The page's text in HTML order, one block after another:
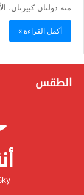
منه دولتان
أكمل القراءة »
الطقس